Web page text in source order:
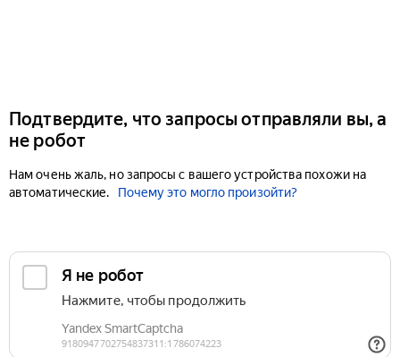
Подтвердите, что запросы отправляли вы, а
не робот
Нам очень жаль, но запросы с вашего устройства похожи на
автоматические.
Почему это могло произойти?